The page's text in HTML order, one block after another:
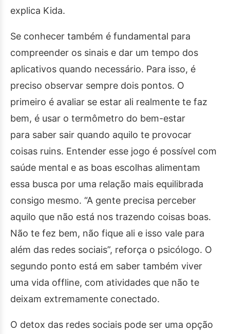
explica Kida.
Se conhecer também é fundamental para
compreender os sinais e dar um tempo dos
aplicativos quando necessário. Para isso, é
preciso observar sempre dois pontos. O
primeiro é avaliar se estar ali realmente te faz
bem, é usar o termômetro do bem-estar
para saber sair quando aquilo te provocar
coisas ruins. Entender esse jogo é possível com
saúde mental e as boas escolhas alimentam
essa busca por uma relação mais equilibrada
consigo mesmo. “A gente precisa perceber
aquilo que não está nos trazendo coisas boas.
Não te fez bem, não fique ali e isso vale para
além das redes sociais”, reforça o psicólogo. O
segundo ponto está em saber também viver
uma vida offline, com atividades que não te
deixam extremamente conectado.
O detox das redes sociais pode ser uma opção